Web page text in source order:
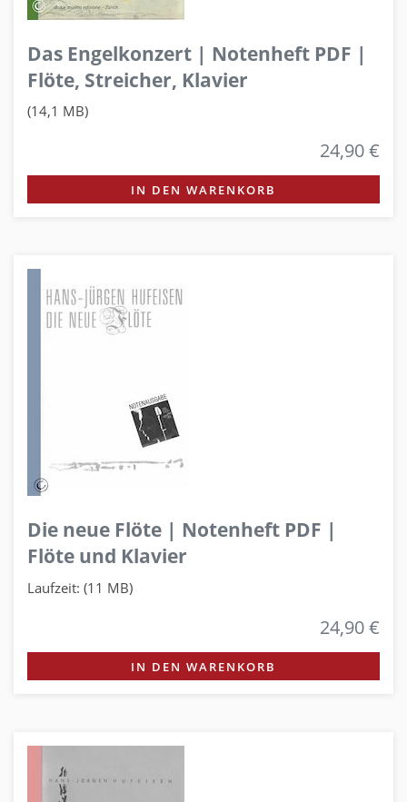
Das Engelkonzert | Notenheft PDF |
Flöte, Streicher, Klavier
(14,1 MB)
24,90 €
IN DEN WARENKORB
Die neue Flöte | Notenheft PDF |
Flöte und Klavier
Laufzeit: (11 MB)
24,90 €
IN DEN WARENKORB